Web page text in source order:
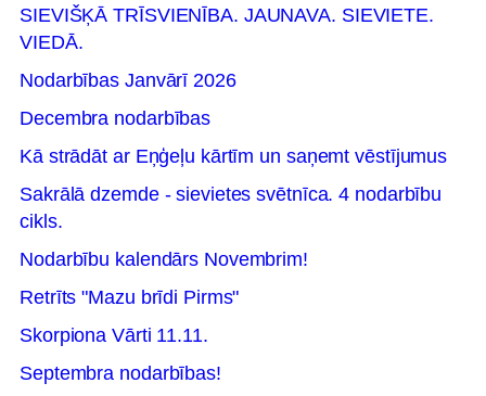
SIEVIŠĶĀ TRĪSVIENĪBA. JAUNAVA. SIEVIETE.
VIEDĀ.
Nodarbības Janvārī 2026
Decembra nodarbības
Kā strādāt ar Eņģeļu kārtīm un saņemt vēstījumus
Sakrālā dzemde - sievietes svētnīca. 4 nodarbību
cikls.
Nodarbību kalendārs Novembrim!
Retrīts "Mazu brīdi Pirms"
Skorpiona Vārti 11.11.
Septembra nodarbības!